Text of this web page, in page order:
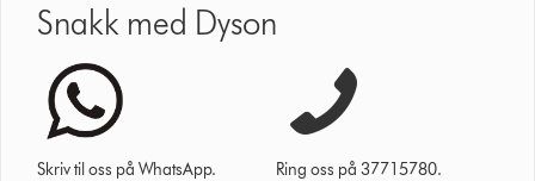
Snakk med Dyson
Skriv til oss på WhatsApp.
Ring oss på 37715780.